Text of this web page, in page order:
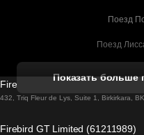
Поезд
Поезд
Поезд
Показать больше
Firebird GT Limited (OC 1451)
432, Triq Fleur de Lys, Suite 1, Birkirkara,
Firebird GT Limited (61211989)